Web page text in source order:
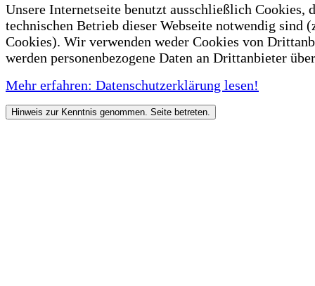
Unsere Internetseite benutzt ausschließlich Cookies,
technischen Betrieb dieser Webseite notwendig sind
Cookies). Wir verwenden weder Cookies von
werden personenbezogene Daten an Drittanbieter
Mehr erfahren: Datenschutzerklärung lesen!
Hinweis zur Kenntnis genommen. Seite betreten.